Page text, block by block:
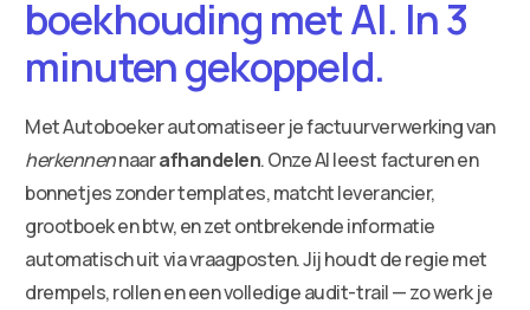
boekhouding met AI. In 3
minuten gekoppeld.
Met Autoboeker automatiseer je factuurverwerking van
herkennennaarafhandelen. Onze AI leest facturen en
bonnetjes zonder templates, matcht leverancier,
grootboek en btw, en zet ontbrekende informatie
automatisch uit via vraagposten. Jij houdt de regie met
drempels, rollen en een volledige audit-trail — zo werk je